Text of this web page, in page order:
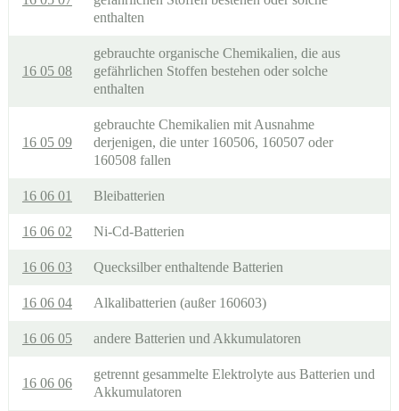
enthalten
16 05 08
gebrauchte organische Chemikalien, die aus
gefährlichen Stoffen bestehen oder solche
enthalten
16 05 09
gebrauchte Chemikalien mit Ausnahme
derjenigen, die unter 160506, 160507 oder
160508 fallen
16 06 01 Bleibatterien
16 06 02 Ni-Cd-Batterien
16 06 03 Quecksilber enthaltende Batterien
16 06 04 Alkalibatterien (außer 160603)
16 06 05 andere Batterien und Akkumulatoren
16 06 06
getrennt gesammelte Elektrolyte aus Batterien und
Akkumulatoren